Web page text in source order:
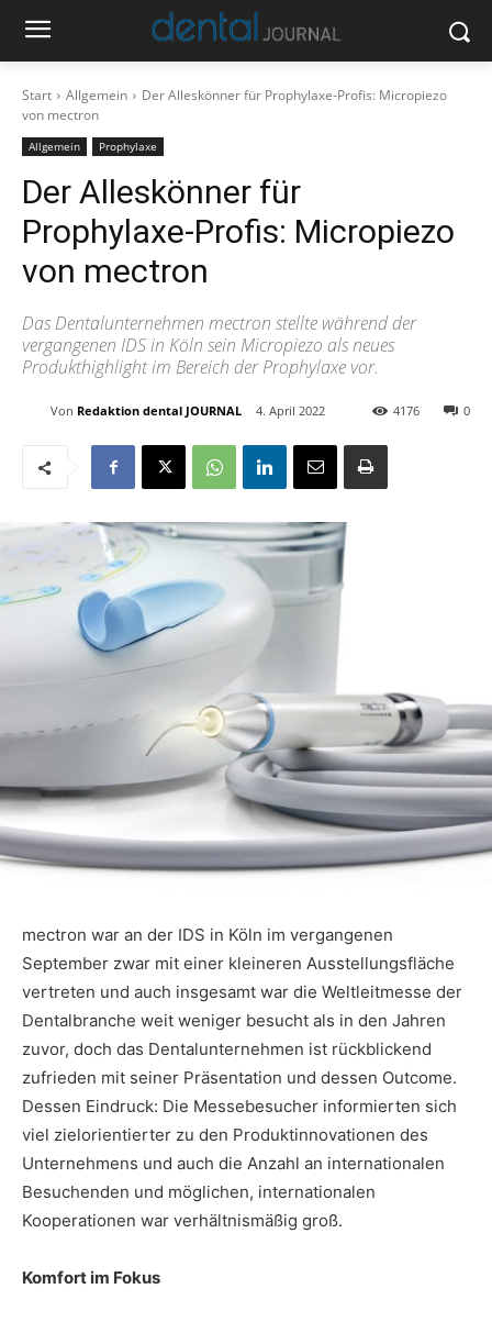
Start Allgemein
Der Alleskönner für Prophylaxe-Profis: Micropiezo
von mectron
Allgemein Prophylaxe
Der Alleskönner für
Prophylaxe-Profis: Micropiezo
von mectron
Das Dentalunternehmen mectron stellte während der
vergangenen IDS in Köln sein Micropiezo als neues
Produkthighlight im Bereich der Prophylaxe vor.
Von Redaktion dental JOURNAL 4. April 2022 0
4176
mectron war an der IDS in Köln im vergangenen
September zwar mit einer kleineren Ausstellungsfläche
vertreten und auch insgesamt war die Weltleitmesse der
Dentalbranche weit weniger besucht als in den Jahren
zuvor, doch das Dentalunternehmen ist rückblickend
zufrieden mit seiner Präsentation und dessen Outcome.
Dessen Eindruck: Die Messebesucher informierten sich
viel zielorientierter zu den Produktinnovationen des
Unternehmens und auch die Anzahl an internationalen
Besuchenden und möglichen, internationalen
Kooperationen war verhältnismäßig groß.
Komfort im Fokus